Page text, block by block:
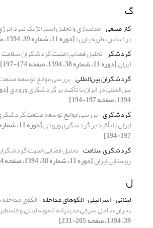
گ
گاز طبیعی مدلسازی و تحلیل استراتژیک نبرد
بر اساس نظریه بازیها[دوره 11، شماره 39، 1394، صفحه 117-138]
گردشگر تحلیل فضایی امنیت گردشگران سلامت
ایران[دوره 11، شماره 38، 1394، صفحه 174-197]
گردشگران بین‌المللی بررسی موانع توسعه
بین‌المللی در ایران با تأکید بر گردشگری ورودی
1394، صفحه 197-194]
گردشگری بررسی موانع توسعه صنعت گردشگری
ایران با تأکید بر گردشگری ورودی
197-194]
گردشگری سلامت تحلیل فضایی امنیت
روستایی ایران[دوره 11، شماره 38، 1394، صفحه 174-197]
ل
لبنانی- اسرائیلی- الگوهای مداخله الگوی
بحران ساحل شرقی مدیترانه (نمونه لبنان و
39، 1394، صفحه 205-231]